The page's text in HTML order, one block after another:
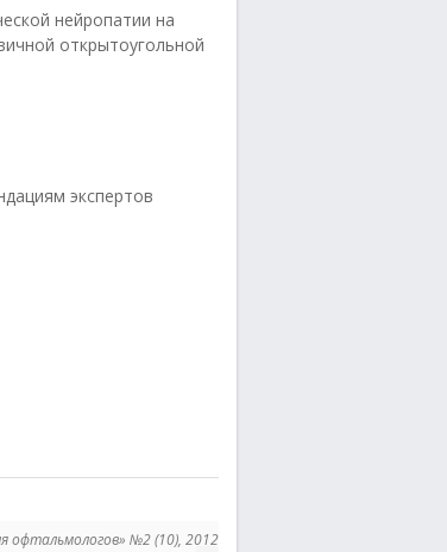
нейропатии на
открытоугольной
экспертов
офтальмологов» №2 (10), 2012